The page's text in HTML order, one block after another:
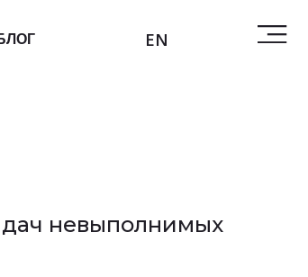
EN
невыполнимых